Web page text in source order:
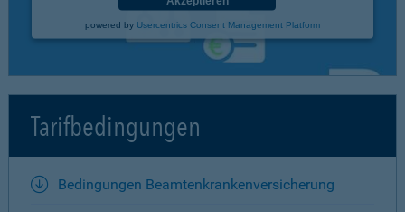
powered by Usercentrics Consent Management Platform
Tarifbedingungen
Bedingungen Beamtenkrankenversicherung